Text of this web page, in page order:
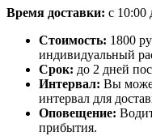
Время доставки: с 10:00
Стоимость: 1800
индивидуальный
Срок: до 2 дней
Интервал: Вы
интервал для
Оповещение:
прибытия.